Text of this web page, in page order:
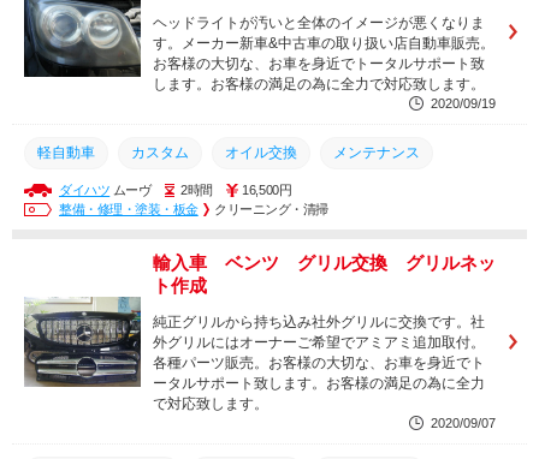
ヘッドライトが汚いと全体のイメージが悪くなりま
す。メーカー新車&中古車の取り扱い店自動車販売。
お客様の大切な、お車を身近でトータルサポート致
します。お客様の満足の為に全力で対応致します。
2020/09/19
軽自動車 カスタム オイル交換 メンテナンス
ヘッドライト ドラレコ取付 エアコン
塗装 安い 持込 持ち込み 取付
整備 交換
ダイハツ ムーヴ 2時間
16,500円
整備・修理・塗装・板金
クリーニング・清掃
輸入車 ベンツ グリル交換 グリルネッ
ト作成
純正グリルから持ち込み社外グリルに交換です。社
外グリルにはオーナーご希望でアミアミ追加取付。
各種パーツ販売。お客様の大切な、お車を身近でト
ータルサポート致します。お客様の満足の為に全力
で対応致します。
2020/09/07